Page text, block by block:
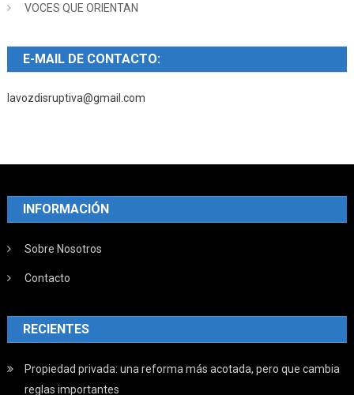
VOCES QUE ORIENTAN
E-MAIL DE CONTACTO:
lavozdisruptiva@gmail.com
INFORMACIÓN
Sobre Nosotros
Contacto
RECIENTES
Propiedad privada: una reforma más acotada, pero que cambia
reglas importantes